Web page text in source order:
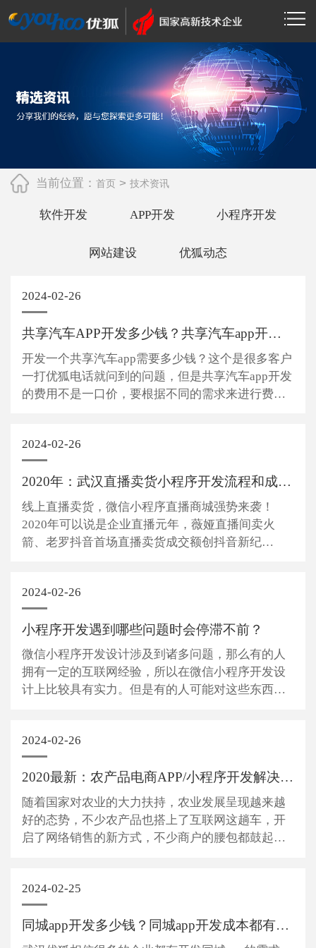
当前位置： 首页> 技术资讯
软件开发 APP开发 小程序开发
网站建设 优狐动态
2024-02-26
共享汽车APP开发多少钱？共享汽车app开发成本介绍
开发一个共享汽车app需要多少钱？这个是很多客户
一打优狐电话就问到的问题，但是共享汽车app开发
的费用不是一口价，要根据不同的需求来进行费用
有增加，那么开发一个共享汽车app的费用都有哪...
2024-02-26
2020年：武汉直播卖货小程序开发流程和成本介绍
线上直播卖货，微信小程序直播商城强势来袭！
2020年可以说是企业直播元年，薇娅直播间卖火
箭、老罗抖音首场直播卖货成交额创抖音新纪
数月的业绩，可以说直播带货已是大势所趋。 小程
序直播是...
2024-02-26
小程序开发遇到哪些问题时会停滞不前？
微信小程序开发设计涉及到诸多问题，那么有的人
拥有一定的互联网经验，所以在微信小程序开发设
计上比较具有‍‍实力。但是有的人可能对这些东西并
简单介绍一下微信小程序开发会遇到哪些...
2024-02-26
2020最新：农产品电商APP/小程序开发解决方案
随着国家对农业的大力扶持，农业发展呈现越来越
好的态势，不少农产品也搭上了互联网这趟车，开
启了网络销售的新方式，不少商户的腰包都鼓起来
开发，开发需要有什么功能，多少钱等问题。 今
天，...
2024-02-25
同城app开发多少钱？同城app开发成本都有哪些？